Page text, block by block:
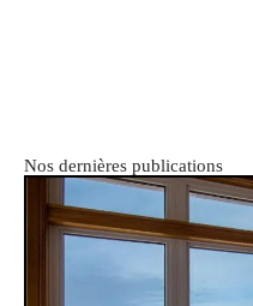
Nos dernières publications